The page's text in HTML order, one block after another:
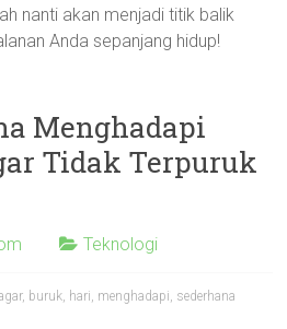
nanti akan menjadi titik balik
Anda sepanjang hidup!
Menghadapi
Tidak Terpuruk
Teknologi
, buruk, hari, menghadapi, sederhana